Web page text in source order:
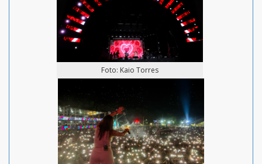
Foto: Kaio Torres